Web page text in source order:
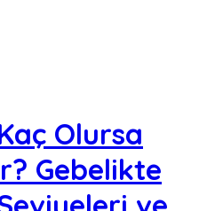
Olursa
Gebelikte